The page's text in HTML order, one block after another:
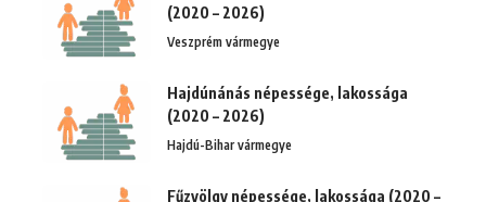
(2020 – 2026)
Veszprém vármegye
Hajdúnánás népessége, lakossága
(2020 – 2026)
Hajdú-Bihar vármegye
Fűzvölgy népessége, lakossága (2020 –